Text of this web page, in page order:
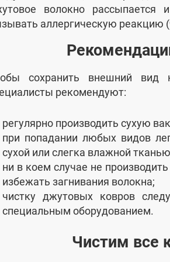
волокно
аллергическую реакцию
сохранить внешний
рекомендуют:
регулярно производить сухую
при попадании любых видов
сухой или слегка влажной
ни в коем случае не
избежать загнивания волокна;
чистку джутовых ковров
специальным оборудованием.
Чистим все